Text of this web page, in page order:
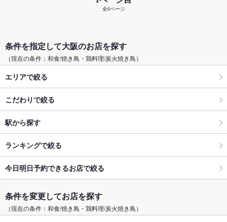
全6ページ
条件を指定して大阪のお店を探す
（現在の条件：和食/焼き鳥・鶏料理/炭火焼き鳥）
エリアで絞る
こだわりで絞る
駅から探す
ランキングで絞る
今日明日予約できるお店で絞る
条件を変更してお店を探す
（現在の条件：和食/焼き鳥・鶏料理/炭火焼き鳥）